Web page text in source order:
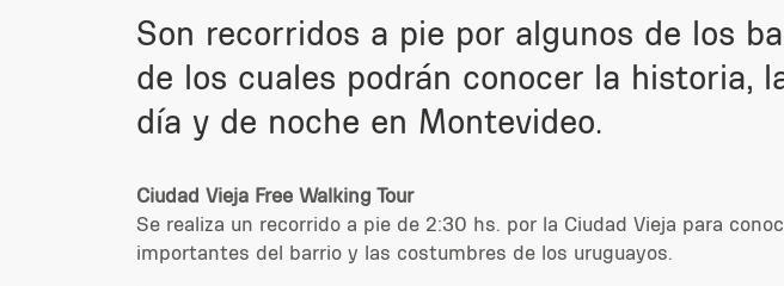
Son recorridos a pie por algunos de los
de los cuales podrán conocer la historia,
día y de noche en Montevideo.
Ciudad Vieja Free Walking Tour
Se realiza un recorrido a pie de 2:30 hs. por la Ciudad Vieja para
importantes del barrio y las costumbres de los uruguayos.